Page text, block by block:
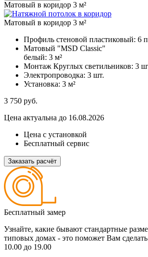
Матовый в коридор 3 м²
Матовый в коридор 3 м²
Профиль стеновой пластиковый: 6
Матовый "MSD Classic"
белый: 3 м²
Монтаж Круглых светильников: 3
Электропроводка: 3 шт.
Установка: 3 м²
3 750 руб.
Цена актуальна до 16.08.2026
Цена с установкой
Бесплатный сервис
Заказать расчёт
Бесплатный замер
Узнайте, какие бывают стандартные
типовых домах - это поможет Вам
10.00 до 19.00